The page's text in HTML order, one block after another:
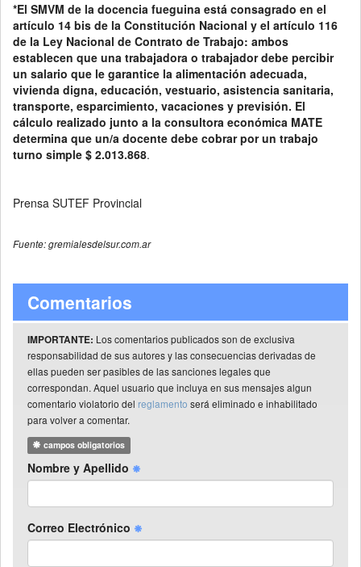
*El SMVM de la docencia fueguina está consagrado en el
artículo 14 bis de la Constitución Nacional y el artículo 116
de la Ley Nacional de Contrato de Trabajo: ambos
establecen que una trabajadora o trabajador debe percibir
un salario que le garantice la alimentación adecuada,
vivienda digna, educación, vestuario, asistencia sanitaria,
transporte, esparcimiento, vacaciones y previsión. El
cálculo realizado junto a la consultora económica MATE
determina que un/a docente debe cobrar por un trabajo
turno simple $ 2.013.868.
Prensa SUTEF Provincial
Fuente: gremialesdelsur.com.ar
Comentarios
IMPORTANTE: Los comentarios publicados son de exclusiva
responsabilidad de sus autores y las consecuencias derivadas de
ellas pueden ser pasibles de las sanciones legales que
correspondan. Aquel usuario que incluya en sus mensajes algun
comentario violatorio del reglamento será eliminado e inhabilitado
para volver a comentar.
campos obligatorios
Nombre y Apellido
Correo Electrónico